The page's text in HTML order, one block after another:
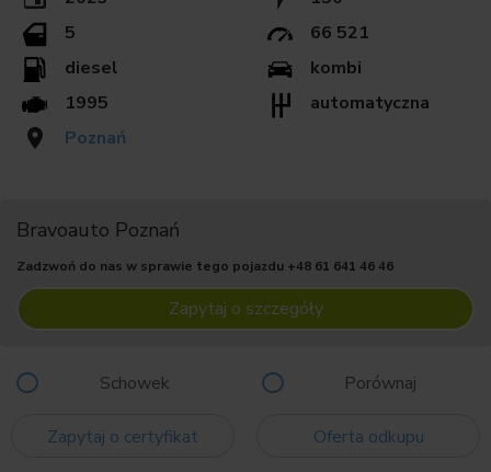
5
66 521
diesel
kombi
1995
automatyczna
Poznań
Bravoauto Poznań
Zadzwoń do nas w sprawie tego pojazdu +48 61 641 46 46
Zapytaj o szczegóły
Schowek Porównaj
Zapytaj o certyfikat Oferta odkupu